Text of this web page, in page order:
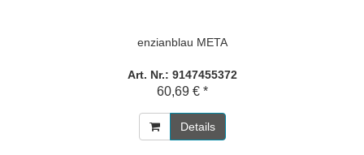
enzianblau META
Art. Nr.: 9147455372
60,69 € *
Details